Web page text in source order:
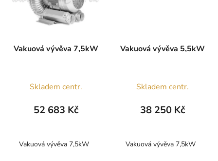
Vakuová vývěva 7,5kW
Skladem centr.
52 683 Kč
Vakuová vývěva 7,5kW
Vakuová vývěva 5,5kW
Skladem centr.
38 250 Kč
Vakuová vývěva 7,5kW